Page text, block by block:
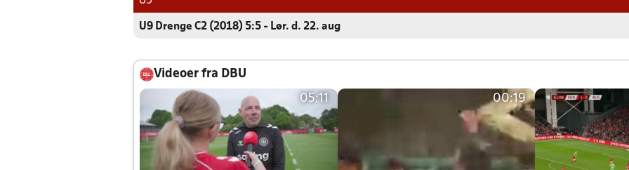
U9 Drenge C2 (2018) 5:5 - Lør. d. 22. aug
Videoer fra DBU
05:11 00:19